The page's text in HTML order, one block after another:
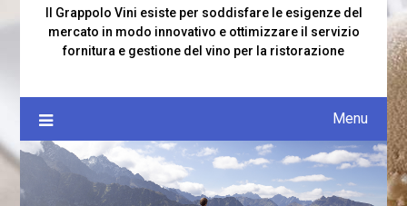
Il Grappolo Vini esiste per soddisfare le esigenze del
mercato in modo innovativo e ottimizzare il servizio
fornitura e gestione del vino per la ristorazione
Menu